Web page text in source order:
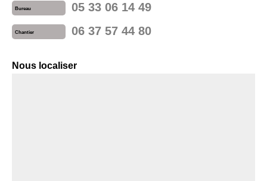
Bureau 05 33 06 14 49
Chantier 06 37 57 44 80
Nous localiser